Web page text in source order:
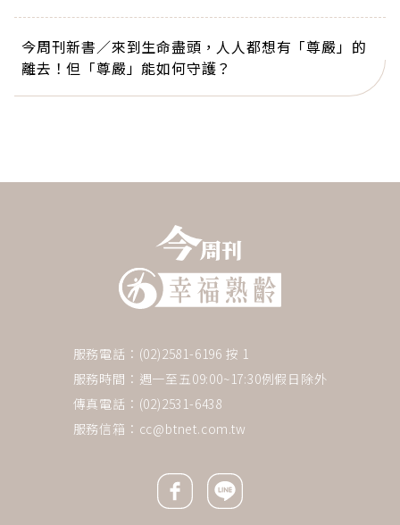
今周刊新書／來到生命盡頭，人人都想有「尊嚴」的
離去！但「尊嚴」能如何守護？
服務電話：(02)2581-6196 按 1
服務時間：週一至五09:00~17:30例假日除外
傳真電話：(02)2531-6438
服務信箱： cc@btnet.com.tw
Facebook icon
Line icon